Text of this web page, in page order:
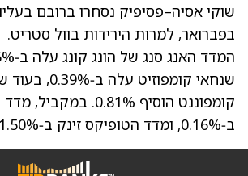
בפברואר, למרות הירידות בוול סטריט.
שנחאי קומפוזיט
קומפוננט הוסיף 0.81%.
ב‑0.16%, ומדד הטופיקס זינק ב‑1.50%.